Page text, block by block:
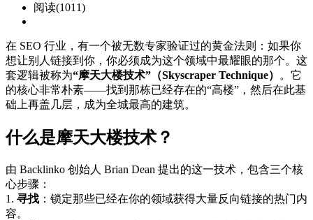
阅读(1011)
在 SEO 行业，有一个被无数专家验证过的黄金法则：如果你
想让别人链接到你，你必须成为这个领域中最耀眼的那个。这
套逻辑被称为“摩天大楼技术”（Skyscraper Technique）
。它
的核心非常朴素——找到那栋已经存在的“高楼”，然后在此基
础上再盖几层，成为全城最高的建筑。
什么是摩天大楼技术？
由 Backlinko 创始人 Brian Dean 提出的这一技术，包含三个核
心步骤：
1. 寻找 ：锁定那些已经在你的领域获得大量反向链接的热门内
容。